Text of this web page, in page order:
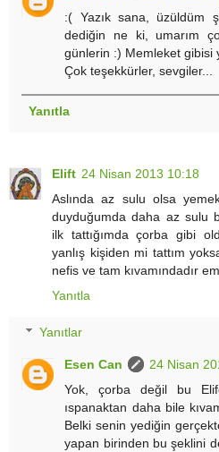
:( Yazık sana, üzüldüm
dediğin ne ki, umarım
günlerin :) Memleket gibisi
Çok teşekkürler, sevgiler...
Yanıtla
Elift 24 Nisan 2013 10:18
Aslında az sulu olsa
duyduğumda daha az sulu
ilk tattığımda çorba gibi
yanlış kişiden mi tattım
nefis ve tam kıvamındadır
Yanıtla
Yanıtlar
Esen Can
24 Nisan
Yok, çorba değil bu
ıspanaktan daha bile
Belki senin yediğin
yapan birinden bu şeklini